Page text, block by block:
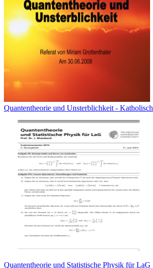
Quantentheorie und Unsterblichkeit - Katholisch
Quantentheorie und Statistische Physik für LaG